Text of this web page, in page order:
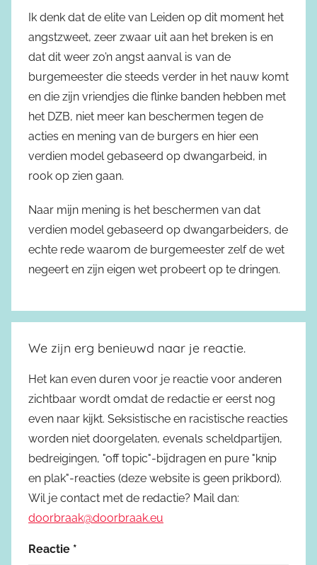
Ik denk dat de elite van Leiden op dit moment het
angstzweet, zeer zwaar uit aan het breken is en
dat dit weer zo’n angst aanval is van de
burgemeester die steeds verder in het nauw komt
en die zijn vriendjes die flinke banden hebben met
het DZB, niet meer kan beschermen tegen de
acties en mening van de burgers en hier een
verdien model gebaseerd op dwangarbeid, in
rook op zien gaan.
Naar mijn mening is het beschermen van dat
verdien model gebaseerd op dwangarbeiders, de
echte rede waarom de burgemeester zelf de wet
negeert en zijn eigen wet probeert op te dringen.
We zijn erg benieuwd naar je reactie.
Het kan even duren voor je reactie voor anderen
zichtbaar wordt omdat de redactie er eerst nog
even naar kijkt. Seksistische en racistische reacties
worden niet doorgelaten, evenals scheldpartijen,
bedreigingen, "off topic"-bijdragen en pure "knip
en plak"-reacties (deze website is geen prikbord).
Wil je contact met de redactie? Mail dan:
doorbraak@doorbraak.eu
Reactie *